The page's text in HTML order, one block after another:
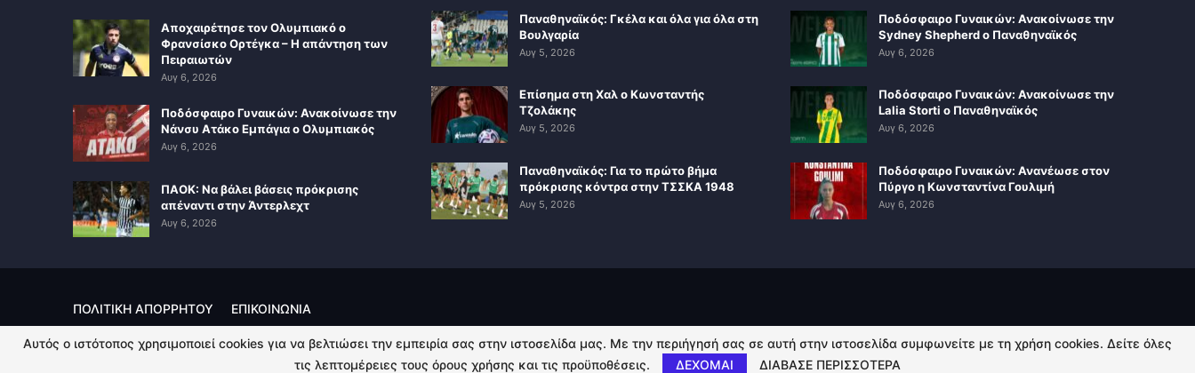
Αποχαιρέτησε τον Ολυμπιακό ο
Φρανσίσκο Ορτέγκα – Η απάντηση των
Πειραιωτών
Αυγ 6, 2026
Ποδόσφαιρο Γυναικών: Ανακοίνωσε την
Νάνσυ Ατάκο Εμπάγια ο Ολυμπιακός
Αυγ 6, 2026
ΠΑΟΚ: Να βάλει βάσεις πρόκρισης
απέναντι στην Άντερλεχτ
Αυγ 6, 2026
Παναθηναϊκός: Γκέλα και όλα για όλα στη
Βουλγαρία
Αυγ 5, 2026
Επίσημα στη Χαλ ο Κωνσταντής
Τζολάκης
Αυγ 5, 2026
Παναθηναϊκός: Για το πρώτο βήμα
πρόκρισης κόντρα στην ΤΣΣΚΑ 1948
Αυγ 5, 2026
Ποδόσφαιρο Γυναικών: Ανακοίνωσε την
Sydney Shepherd ο Παναθηναϊκός
Αυγ 6, 2026
Ποδόσφαιρο Γυναικών: Ανακοίνωσε την
Lalia Storti ο Παναθηναϊκός
Αυγ 6, 2026
Ποδόσφαιρο Γυναικών: Ανανέωσε στον
Πύργο η Κωνσταντίνα Γουλιμή
Αυγ 6, 2026
ΠΟΛΙΤΙΚΗ ΑΠΟΡΡΗΤΟΥ ΕΠΙΚΟΙΝΩΝΙΑ
© 2026 - Kingsport.gr. All Rights Reserved.
Αυτός ο ιστότοπος χρησιμοποιεί cookies για να βελτιώσει την εμπειρία σας στην ιστοσελίδα μας. Με την περιήγησή σας σε αυτή στην ιστοσελίδα συμφωνείτε με τη χρήση cookies. Δείτε όλες
τις λεπτομέρειες τους όρους χρήσης και τις προϋποθέσεις.
ΔΕΧΟΜΑΙ ΔΙΑΒΑΣΕ ΠΕΡΙΣΣΟΤΕΡΑ